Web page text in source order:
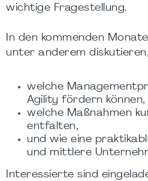
wichtige Fragestellung.
In den kommenden
unter anderem
welche
Agility fördern können,
welche Maßnahmen
entfalten,
und wie eine
und mittlere
Interessierte sind